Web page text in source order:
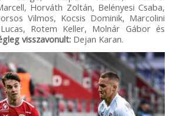
Horváth Zoltán, Belényesi Csaba,
Vilmos, Kocsis Dominik, Marcolini
Rotem Keller, Molnár Gábor és
visszavonult:Dejan Karan.